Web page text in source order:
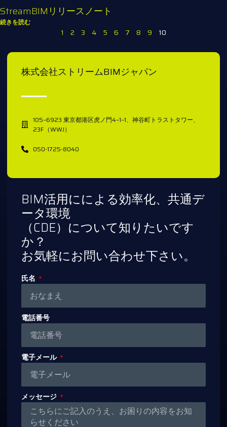
StreamBIMリリースノート
続きを読む
1 2 3 4 5 6 7 8 9 10
株式会社ストリームBIMジャパン
105−6923 東京都港区虎ノ門4−1−1、神谷町トラストタワー、
23F（WWJ）
050-1725-8040
BIM活用にによる効率化、共通デ
ータ環境
（CDE）について知りたいです
か？
お気軽にお問い合わせ下さい。
氏名
電話番号
電子メール
メッセージ